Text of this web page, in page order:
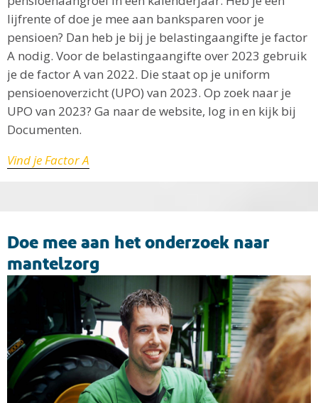
lijfrente of doe je mee aan banksparen voor je
pensioen? Dan heb je bij je belastingaangifte je factor
A nodig. Voor de belastingaangifte over 2023 gebruik
je de factor A van 2022. Die staat op je uniform
pensioenoverzicht (UPO) van 2023. Op zoek naar je
UPO van 2023? Ga naar de website, log in en kijk bij
Documenten.
Vind je Factor A
Doe mee aan het onderzoek naar
mantelzorg